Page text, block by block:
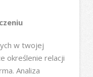
w twojej
określenie relacji
Analiza